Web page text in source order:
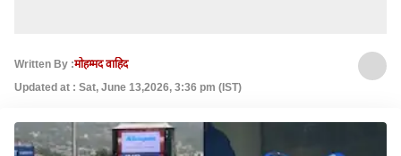
Written By :मोहम्मद वाहिद
Updated at : Sat, June 13,2026, 3:36 pm (IST)